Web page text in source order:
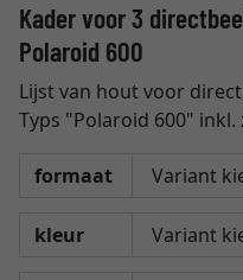
Kader voor 3
Polaroid 600
Lijst van hout voor
Typs "Polaroid 600"
formaat
kleur